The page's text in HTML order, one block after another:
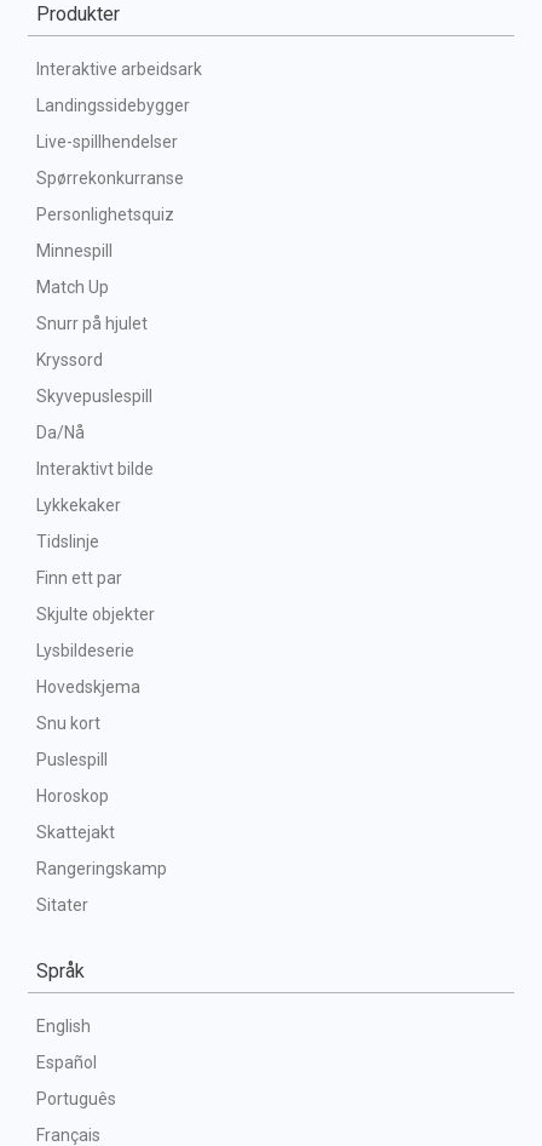
Produkter
Interaktive arbeidsark
Landingssidebygger
Live-spillhendelser
Spørrekonkurranse
Personlighetsquiz
Minnespill
Match Up
Snurr på hjulet
Kryssord
Skyvepuslespill
Da/Nå
Interaktivt bilde
Lykkekaker
Tidslinje
Finn ett par
Skjulte objekter
Lysbildeserie
Hovedskjema
Snu kort
Puslespill
Horoskop
Skattejakt
Rangeringskamp
Sitater
Språk
English
Español
Português
Français